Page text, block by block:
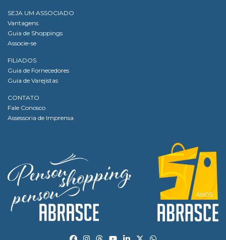
SEJA UM ASSOCIADO
Vantagens
Guia de Shoppings
Associe-se
FILIADOS
Guia de Fornecedores
Guia de Varejistas
CONTATO
Fale Conosco
Assessoria de Imprensa